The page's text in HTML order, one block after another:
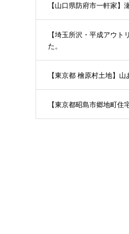
【山口県防府市一軒家】
【埼玉所沢・平成アウ
た。
【東京都 檜原村土地】
【東京都昭島市郷地町